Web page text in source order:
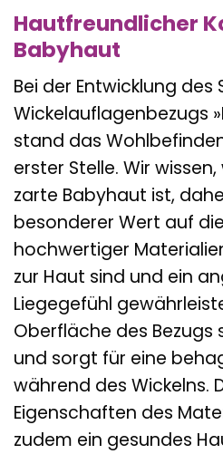
Hautfreundlicher
Babyhaut
Bei der Entwicklung des
Wickelauflagenbezugs
stand das
erster Stelle. Wir
zarte Babyhaut ist,
besonderer Wert auf
hochwertiger
zur Haut sind und ein
Liegegefühl
Oberfläche des Bezugs
und sorgt für eine
während des Wickelns.
Eigenschaften des
zudem ein gesundes